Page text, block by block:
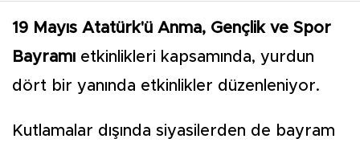
19 Mayıs Atatürk'ü Anma, Gençlik ve Spor
Bayramı etkinlikleri kapsamında, yurdun
dört bir yanında etkinlikler düzenleniyor.
Kutlamalar dışında siyasilerden de bayram